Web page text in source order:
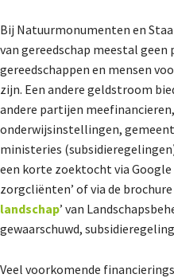
Bij Natuurmonumenten en
van gereedschap meestal
gereedschappen en mensen
zijn. Een andere geldstroom
andere partijen
onderwijsinstellingen,
ministeries
een korte zoektocht via Google
zorgcliënten’ of via de brochure
landschap’ van
gewaarschuwd,
Veel voorkomende